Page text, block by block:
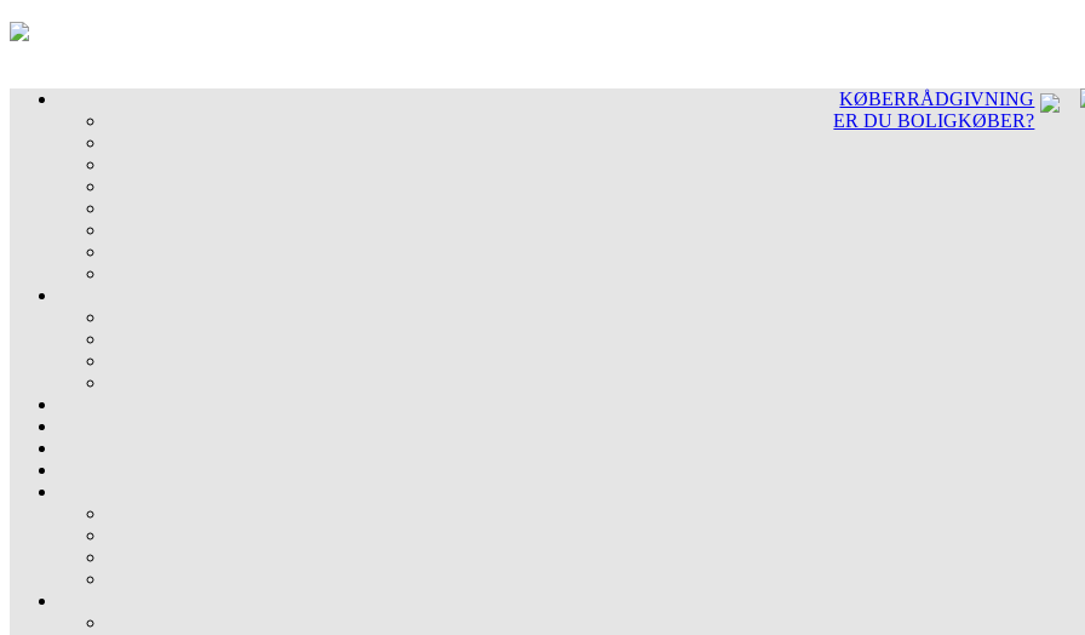
KØBERRÅDGIVNING
ER DU BOLIGKØBER?